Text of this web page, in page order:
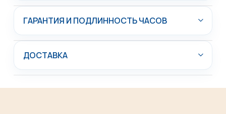
ГАРАНТИЯ И ПОДЛИННОСТЬ ЧАСОВ
ДОСТАВКА